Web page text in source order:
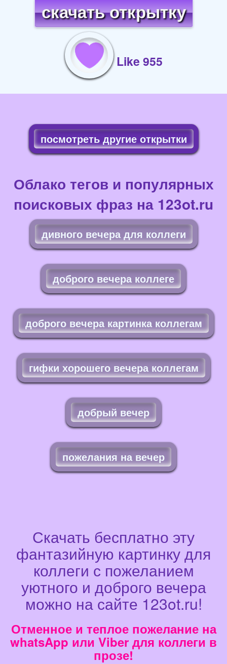
скачать открытку
Like 955
посмотреть другие открытки
Облако тегов и популярных
поисковых фраз на 123ot.ru
дивного вечера для коллеги
доброго вечера коллеге
доброго вечера картинка коллегам
гифки хорошего вечера коллегам
добрый вечер
пожелания на вечер
Скачать бесплатно эту
фантазийную картинку для
коллеги с пожеланием
уютного и доброго вечера
можно на сайте 123ot.ru!
Отменное и теплое пожелание на
whatsApp или Viber для коллеги в
прозе!